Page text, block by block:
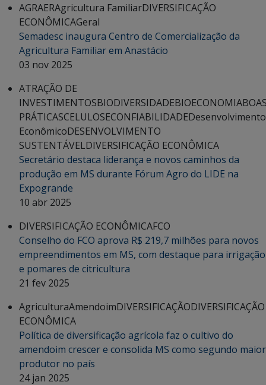
AGRAERAgricultura FamiliarDIVERSIFICAÇÃO
ECONÔMICAGeral
Semadesc inaugura Centro de Comercialização da
Agricultura Familiar em Anastácio
03 nov 2025
ATRAÇÃO DE
INVESTIMENTOSBIODIVERSIDADEBIOECONOMIA
PRÁTICASCELULOSECONFIABILIDADEDesenvolvimento
EconômicoDESENVOLVIMENTO
SUSTENTÁVELDIVERSIFICAÇÃO ECONÔMICA
Secretário destaca liderança e novos caminhos da
produção em MS durante Fórum Agro do LIDE na
Expogrande
10 abr 2025
DIVERSIFICAÇÃO ECONÔMICAFCO
Conselho do FCO aprova R$ 219,7 milhões para novos
empreendimentos em MS, com destaque para irrigação
e pomares de citricultura
21 fev 2025
AgriculturaAmendoimDIVERSIFICAÇÃODIVERSIFICAÇÃO
ECONÔMICA
Política de diversificação agrícola faz o cultivo do
amendoim crescer e consolida MS como segundo maior
produtor no país
24 jan 2025